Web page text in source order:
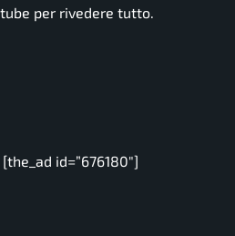
per rivedere tutto.
id=”676180″]